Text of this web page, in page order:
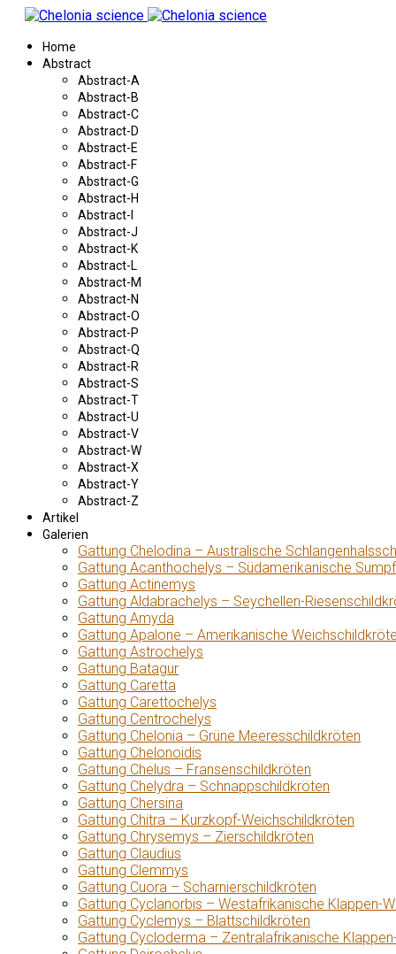
Home
Abstract
Abstract-A
Abstract-B
Abstract-C
Abstract-D
Abstract-E
Abstract-F
Abstract-G
Abstract-H
Abstract-I
Abstract-J
Abstract-K
Abstract-L
Abstract-M
Abstract-N
Abstract-O
Abstract-P
Abstract-Q
Abstract-R
Abstract-S
Abstract-T
Abstract-U
Abstract-V
Abstract-W
Abstract-X
Abstract-Y
Abstract-Z
Artikel
Galerien
Gattung Chelodina – Australische
Gattung Acanthochelys – Südamerikanische
Gattung Actinemys
Gattung Aldabrachelys – Seychellen-
Gattung Amyda
Gattung Apalone – Amerikanische
Gattung Astrochelys
Gattung Batagur
Gattung Caretta
Gattung Carettochelys
Gattung Centrochelys
Gattung Chelonia – Grüne Meeresschildkröten
Gattung Chelonoidis
Gattung Chelus – Fransenschildkröten
Gattung Chelydra – Schnappschildkröten
Gattung Chersina
Gattung Chitra – Kurzkopf-Weichschildkröten
Gattung Chrysemys – Zierschildkröten
Gattung Claudius
Gattung Clemmys
Gattung Cuora – Scharnierschildkröten
Gattung Cyclanorbis – Westafrikanische Klappen-
Gattung Cyclemys – Blattschildkröten
Gattung Cycloderma – Zentralafrikanische